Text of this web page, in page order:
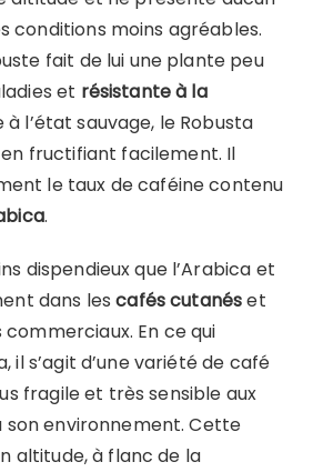
conditions moins agréables.
fait de lui une plante peu
et résistante à la
à l’état sauvage, le Robusta
fructifiant facilement. Il
le taux de caféine contenu
.
dispendieux que l’Arabica et
dans les cafés cutanéset
En ce qui
il s’agit d’une variété de café
fragile et très sensible aux
son environnement. Cette
altitude, à flanc de la